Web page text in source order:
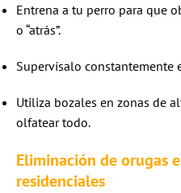
Entrena a tu perro para que
o “atrás”.
Supervísalo constantemente
Utiliza bozales en zonas de
olfatear todo.
Eliminación de orugas
residenciales